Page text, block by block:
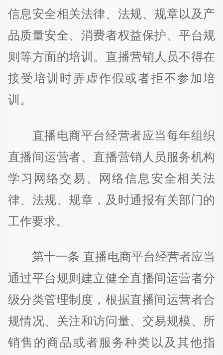
信息安全相关法律、法规、规章以及产
品质量安全、消费者权益保护、平台规
则等方面的培训。直播营销人员不得在
接受培训时弄虚作假或者拒不参加培
训。
直播电商平台经营者应当每年组织
直播间运营者、直播营销人员服务机构
学习网络交易、网络信息安全相关法
律、法规、规章，及时通报有关部门的
工作要求。
第十一条 直播电商平台经营者应当
通过平台规则建立健全直播间运营者分
级分类管理制度，根据直播间运营者合
规情况、关注和访问量、交易规模、所
销售的商品或者服务种类以及其他指